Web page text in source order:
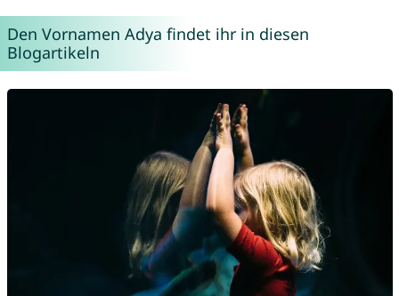
Den Vornamen Adya findet ihr in diesen
Blogartikeln